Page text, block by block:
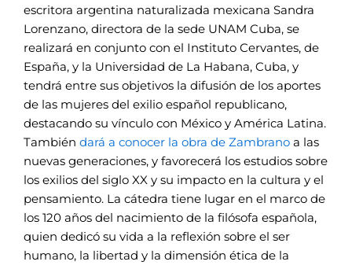
escritora argentina naturalizada mexicana Sandra
Lorenzano, directora de la sede UNAM Cuba, se
realizará en conjunto con el Instituto Cervantes, de
España, y la Universidad de La Habana, Cuba, y
tendrá entre sus objetivos la difusión de los aportes
de las mujeres del exilio español republicano,
destacando su vínculo con México y América Latina.
También dará a conocer la obra de Zambrano a las
nuevas generaciones, y favorecerá los estudios sobre
los exilios del siglo XX y su impacto en la cultura y el
pensamiento. La cátedra tiene lugar en el marco de
los 120 años del nacimiento de la filósofa española,
quien dedicó su vida a la reflexión sobre el ser
humano, la libertad y la dimensión ética de la